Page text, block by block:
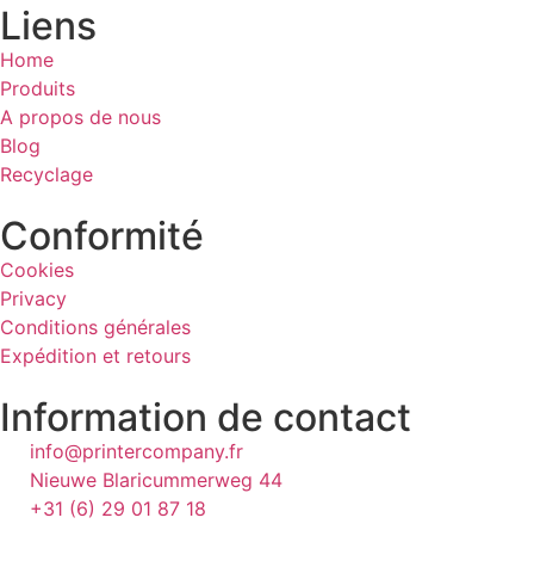
Liens
Home
Produits
A propos de nous
Blog
Recyclage
Conformité
Cookies
Privacy
Conditions générales
Expédition et retours
Information de contact
info@printercompany.fr
Nieuwe Blaricummerweg 44
+31 (6) 29 01 87 18